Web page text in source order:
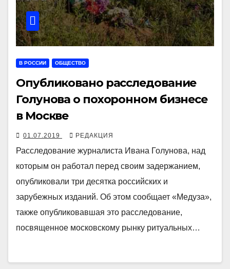
В РОССИИ ОБЩЕСТВО
Опубликовано расследование
Голунова о похоронном бизнесе
в Москве
01.07.2019 РЕДАКЦИЯ
Расследование журналиста Ивана Голунова, над
которым он работал перед своим задержанием,
опубликовали три десятка российских и
зарубежных изданий. Об этом сообщает «Медуза»,
также опубликовавшая это расследование,
посвященное московскому рынку ритуальных…